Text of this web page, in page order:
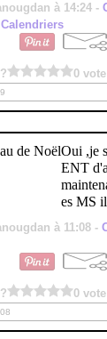
à 14:24 -
Calendriers
0 vote
Oui ,je
ENT
es MS
à 11:08 -
0 vote